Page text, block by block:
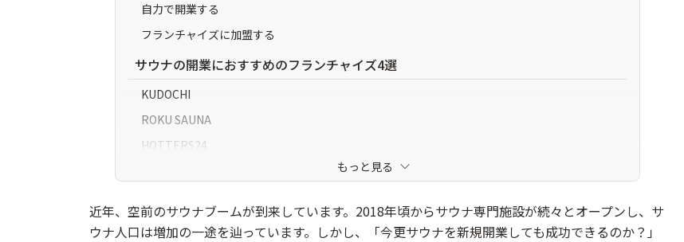
自力で開業する
フランチャイズに加盟する
サウナの開業におすすめのフランチャイズ4選
KUDOCHI
ROKU SAUNA
HOTTERS24
サウナを開業し成功するには、綿密な情報収集と計画が大切
もっと見る
近年、空前のサウナブームが到来しています。2018年頃からサウナ専門施設が続々とオープンし、サ
ウナ人口は増加の一途を辿っています。しかし、「今更サウナを新規開業しても成功できるのか？」